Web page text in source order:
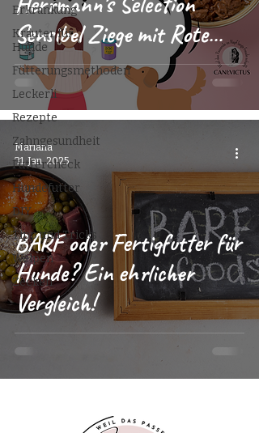
Erkrankung
Kräuter für
Hunde
Fütterungsmethoden
Leckerli
Rezepte
Zahngesundheit
Futtercheck
Hundefutter
DIY
Tipp und Tricks
Welpen
Zecken
Sensibel Ziege mit Rote
Beete & Hirse
BARF oder Fertigfutter für
Hunde? Ein ehrlicher
Vergleich!
Mariana
31. Jan. 2025